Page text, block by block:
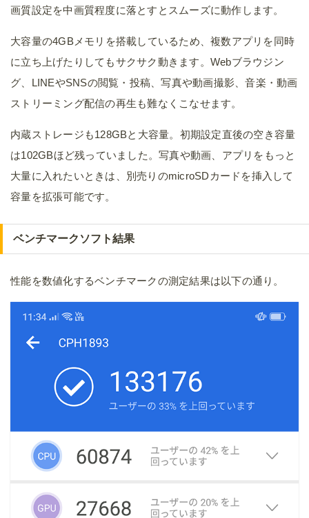
画質設定を中画質程度に落とすとスムーズに動作します。
大容量の4GBメモリを搭載しているため、複数アプリを同時
に立ち上げたりしてもサクサク動きます。Webブラウジン
グ、LINEやSNSの閲覧・投稿、写真や動画撮影、音楽・動画
ストリーミング配信の再生も難なくこなせます。
内蔵ストレージも128GBと大容量。初期設定直後の空き容量
は102GBほど残っていました。写真や動画、アプリをもっと
大量に入れたいときは、別売りのmicroSDカードを挿入して
容量を拡張可能です。
ベンチマークソフト結果
性能を数値化するベンチマークの測定結果は以下の通り。